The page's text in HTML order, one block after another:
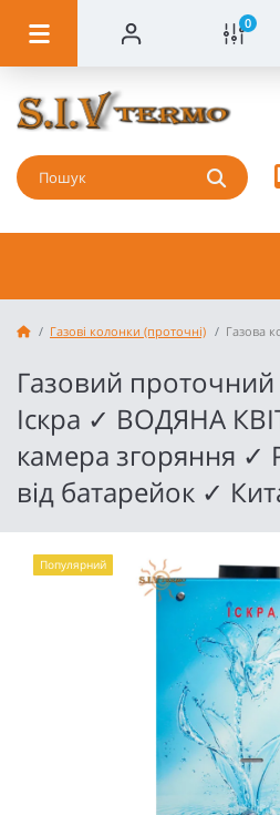
0
Газові колонки (проточні) Газова
Газовий проточний
Іскра ✓ ВОДЯНА
камера згоряння ✓
від батарейок ✓
Популярний